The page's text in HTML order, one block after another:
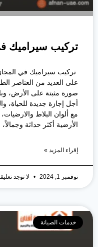
تركيب سيراميك
تركيب سيراميك في
على العديد من العناصر
صورة مثبتة على الأرض،
أجل إجازة جديدة للحياة،
مع ألوان البلاط
الأرضية أكثر حداثة
إقراء المزيد »
نوفمبر 1, 2024 لا توجد
خدمات الصيانة